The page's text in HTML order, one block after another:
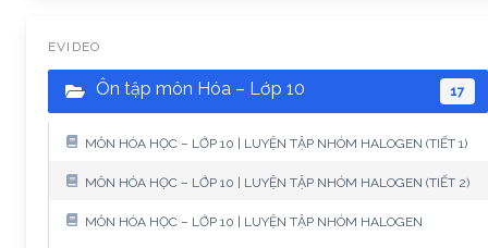
EVIDEO
Ôn tập môn Hóa – Lớp 10 17
MÔN HÓA HỌC – LỚP 10 | LUYỆN TẬP NHÓM HALOGEN (TIẾT 1)
MÔN HÓA HỌC – LỚP 10 | LUYỆN TẬP NHÓM HALOGEN (TIẾT 2)
MÔN HÓA HỌC – LỚP 10 | LUYỆN TẬP NHÓM HALOGEN